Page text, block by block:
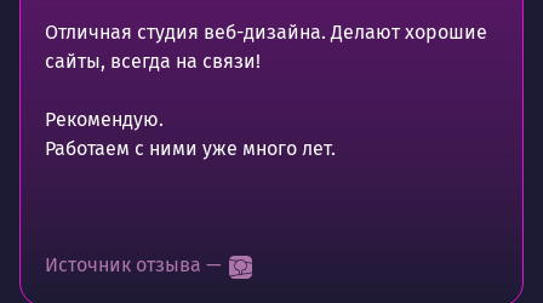
Отличная студия веб-дизайна. Делают хорошие
сайты, всегда на связи!
Рекомендую.
Работаем с ними уже много лет.
Источник отзыва —